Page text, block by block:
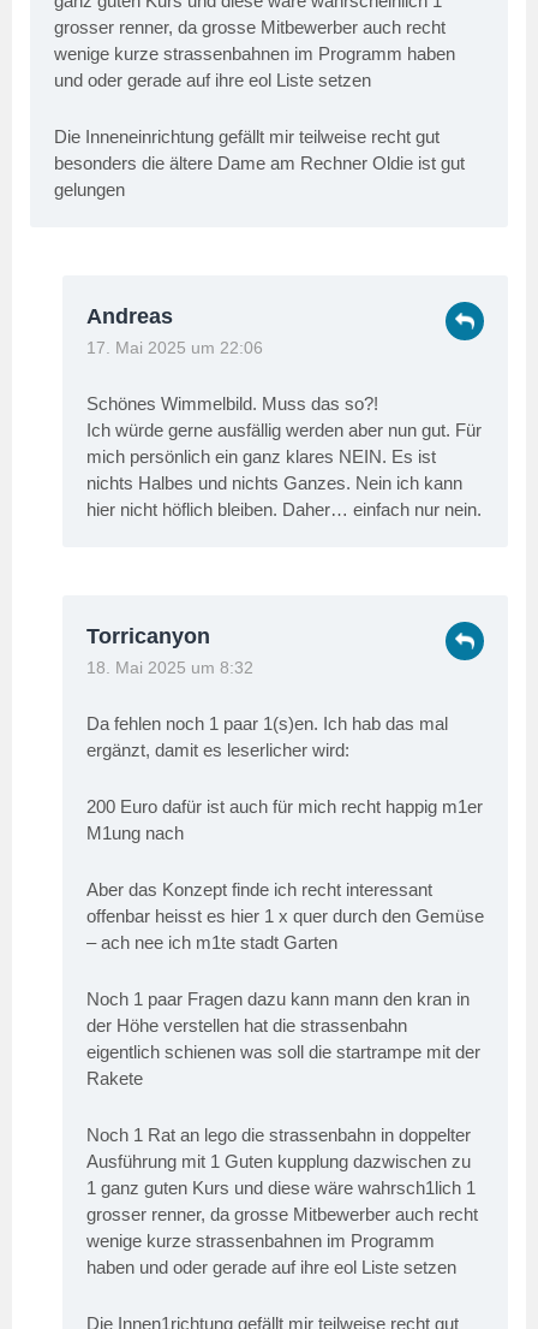
grosser renner, da grosse Mitbewerber auch recht
wenige kurze strassenbahnen im Programm haben
und oder gerade auf ihre eol Liste setzen
Die Inneneinrichtung gefällt mir teilweise recht gut
besonders die ältere Dame am Rechner Oldie ist gut
gelungen
Andreas
17. Mai 2025 um 22:06
Schönes Wimmelbild. Muss das so?!
Ich würde gerne ausfällig werden aber nun gut. Für
mich persönlich ein ganz klares NEIN. Es ist
nichts Halbes und nichts Ganzes. Nein ich kann
hier nicht höflich bleiben. Daher… einfach nur nein.
Torricanyon
18. Mai 2025 um 8:32
Da fehlen noch 1 paar 1(s)en. Ich hab das mal
ergänzt, damit es leserlicher wird:
200 Euro dafür ist auch für mich recht happig m1er
M1ung nach
Aber das Konzept finde ich recht interessant
offenbar heisst es hier 1 x quer durch den Gemüse
– ach nee ich m1te stadt Garten
Noch 1 paar Fragen dazu kann mann den kran in
der Höhe verstellen hat die strassenbahn
eigentlich schienen was soll die startrampe mit der
Rakete
Noch 1 Rat an lego die strassenbahn in doppelter
Ausführung mit 1 Guten kupplung dazwischen zu
1 ganz guten Kurs und diese wäre wahrsch1lich 1
grosser renner, da grosse Mitbewerber auch recht
wenige kurze strassenbahnen im Programm
haben und oder gerade auf ihre eol Liste setzen
Die Innen1richtung gefällt mir teilweise recht gut